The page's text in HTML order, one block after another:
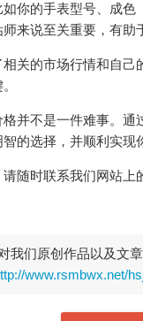
你的手表型号、成
来说至关重要，有助
关的市场行情和自
并不是一件难事。
的选择，并顺利实现
随时联系我们网站上
我们原创作品以及文
www.rsmbwx.net/